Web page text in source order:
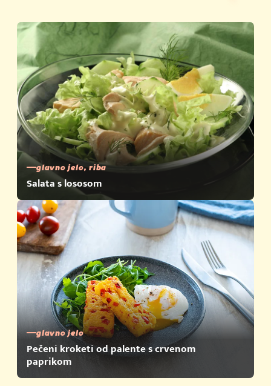
glavno jelo, riba
Salata s lososom
glavno jelo
Pečeni kroketi od palente s crvenom
paprikom